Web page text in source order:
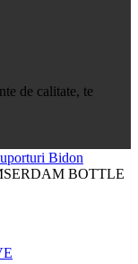
de calitate, te
Bidon
BOTTLE